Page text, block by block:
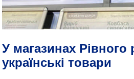
У магазинах
українські товари